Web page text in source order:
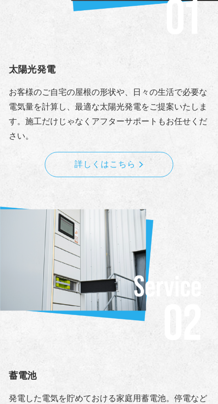
太陽光発電
お客様のご自宅の屋根の形状や、日々の生活で必要な
電気量を計算し、最適な太陽光発電をご提案いたしま
す。施工だけじゃなくアフターサポートもお任せくだ
さい。
詳しくはこちら
蓄電池
発電した電気を貯めておける家庭用蓄電池。停電など